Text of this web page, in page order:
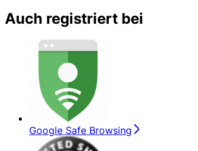
Auch registriert bei
Google Safe Browsing